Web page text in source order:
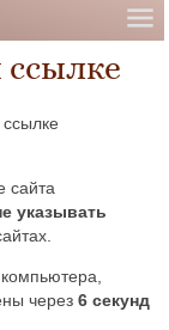
сайта
указывать
через6 секунд